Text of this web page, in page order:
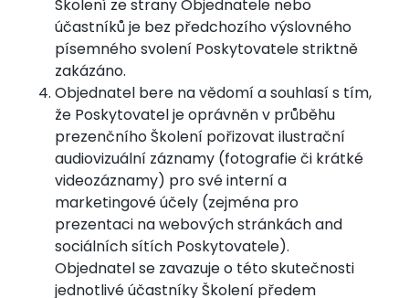
Školení ze strany Objednatele nebo
účastníků je bez předchozího výslovného
písemného svolení Poskytovatele striktně
zakázáno.
Objednatel bere na vědomí a souhlasí s tím,
že Poskytovatel je oprávněn v průběhu
prezenčního Školení pořizovat ilustrační
audiovizuální záznamy (fotografie či krátké
videozáznamy) pro své interní a
marketingové účely (zejména pro
prezentaci na webových stránkách and
sociálních sítích Poskytovatele).
Objednatel se zavazuje o této skutečnosti
jednotlivé účastníky Školení předem